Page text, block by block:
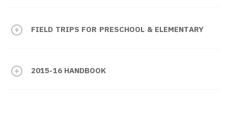
FIELD TRIPS FOR PRESCHOOL & ELEMENTARY
2015-16 HANDBOOK